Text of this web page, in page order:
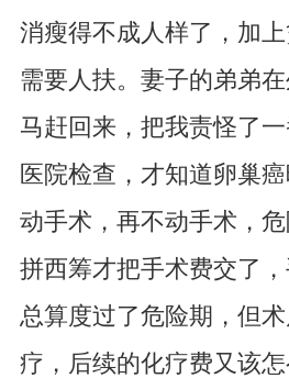
消瘦得不成人样了，加
需要人扶。妻子的弟弟
马赶回来，把我责怪了
医院检查，才知道卵巢
动手术，再不动手术，
拼西筹才把手术费交了，
总算度过了危险期，但
疗，后续的化疗费又该